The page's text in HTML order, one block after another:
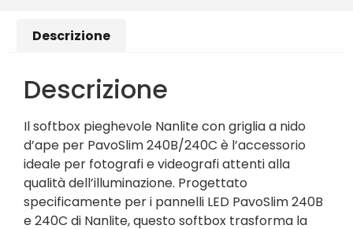
Descrizione
Descrizione
Il softbox pieghevole Nanlite con griglia a nido
d’ape per PavoSlim 240B/240C è l’accessorio
ideale per fotografi e videografi attenti alla
qualità dell’illuminazione. Progettato
specificamente per i pannelli LED PavoSlim 240B
e 240C di Nanlite, questo softbox trasforma la